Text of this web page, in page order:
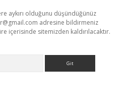
aykırı olduğunu düşündüğünüz
adresine bildirmeniz
içerisinde sitemizden kaldırılacaktır.